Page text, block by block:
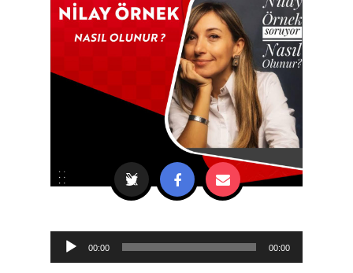
Audio
Player
00:00 00:00